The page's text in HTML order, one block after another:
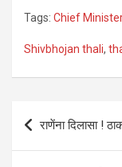
Tags: Chief
Shivbhojan thali,
Post
navigation
राणेंना दिलासा !